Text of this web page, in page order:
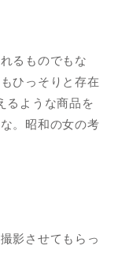
るものでもな
ひっそりと存在
るような商品を
。昭和の女の考
影させてもらっ